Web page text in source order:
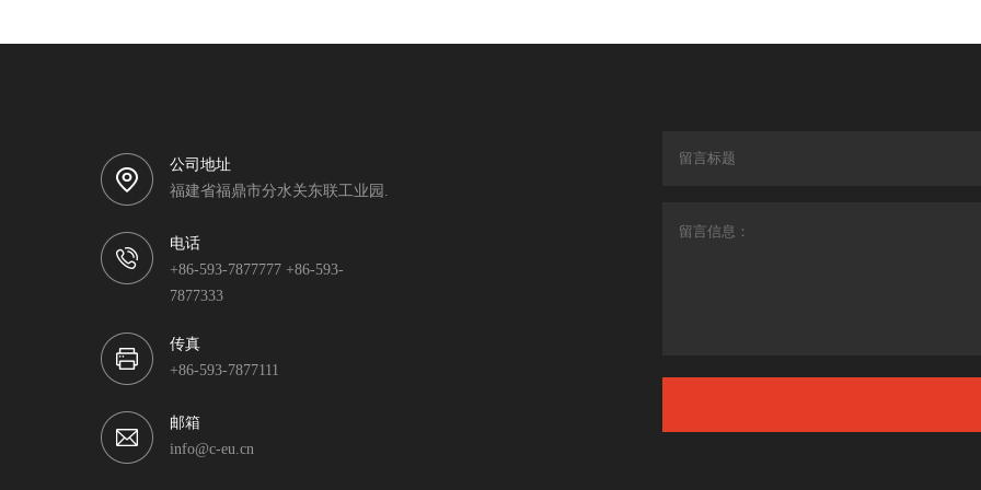
公司地址
福建省福鼎市分水关东联工业园.
电话
+86-593-7877777 +86-593-
7877333
传真
+86-593-7877111
邮箱
info@c-eu.cn